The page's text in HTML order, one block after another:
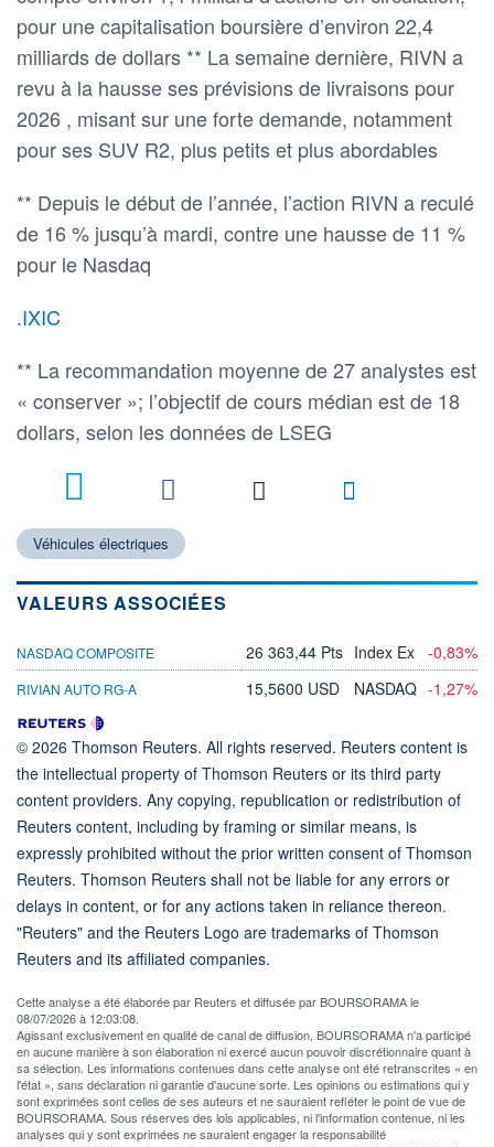
pour une capitalisation boursière d’environ 22,4
milliards de dollars ** La semaine dernière, RIVN a
revu à la hausse ses prévisions de livraisons pour
2026 , misant sur une forte demande, notamment
pour ses SUV R2, plus petits et plus abordables
** Depuis le début de l’année, l’action RIVN a reculé
de 16 % jusqu’à mardi, contre une hausse de 11 %
pour le Nasdaq
.IXIC
** La recommandation moyenne de 27 analystes est
« conserver »; l’objectif de cours médian est de 18
dollars, selon les données de LSEG
Véhicules électriques
VALEURS ASSOCIÉES
NASDAQ COMPOSITE 26 363,44 Pts Index Ex -0,83%
RIVIAN AUTO RG-A 15,5600 USD NASDAQ -1,27%
© 2026 Thomson Reuters. All rights reserved. Reuters content is
the intellectual property of Thomson Reuters or its third party
content providers. Any copying, republication or redistribution of
Reuters content, including by framing or similar means, is
expressly prohibited without the prior written consent of Thomson
Reuters. Thomson Reuters shall not be liable for any errors or
delays in content, or for any actions taken in reliance thereon.
"Reuters" and the Reuters Logo are trademarks of Thomson
Reuters and its affiliated companies.
Cette analyse a été élaborée par Reuters et diffusée par BOURSORAMA le
08/07/2026 à 12:03:08.
Agissant exclusivement en qualité de canal de diffusion, BOURSORAMA n'a participé
en aucune manière à son élaboration ni exercé aucun pouvoir discrétionnaire quant à
sa sélection. Les informations contenues dans cette analyse ont été retranscrites « en
l'état », sans déclaration ni garantie d'aucune sorte. Les opinions ou estimations qui y
sont exprimées sont celles de ses auteurs et ne sauraient refléter le point de vue de
BOURSORAMA. Sous réserves des lois applicables, ni l'information contenue, ni les
analyses qui y sont exprimées ne sauraient engager la responsabilité